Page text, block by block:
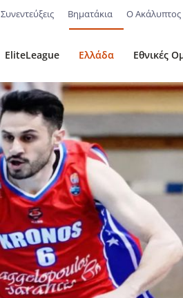
Συνεντεύξεις Βηματάκια Ο Ακάλυπτος
EliteLeague Ελλάδα Εθνικές